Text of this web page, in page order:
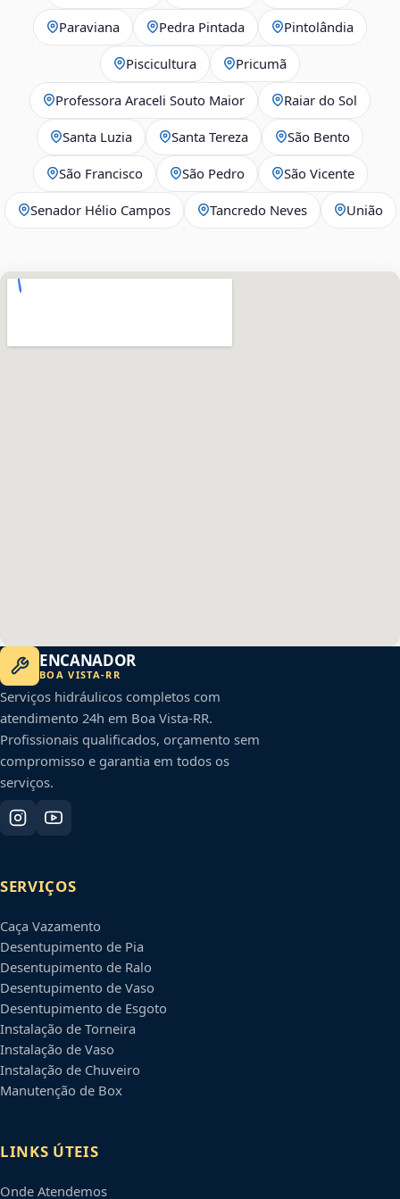
Paraviana Pedra Pintada Pintolândia
Piscicultura Pricumã
Professora Araceli Souto Maior Raiar do Sol
Santa Luzia Santa Tereza São Bento
São Francisco São Pedro São Vicente
Senador Hélio Campos Tancredo Neves União
ENCANADOR
BOA VISTA-RR
Serviços hidráulicos completos com
atendimento 24h em Boa Vista-RR.
Profissionais qualificados, orçamento sem
compromisso e garantia em todos os
serviços.
SERVIÇOS
Caça Vazamento
Desentupimento de Pia
Desentupimento de Ralo
Desentupimento de Vaso
Desentupimento de Esgoto
Instalação de Torneira
Instalação de Vaso
Instalação de Chuveiro
Manutenção de Box
LINKS ÚTEIS
Onde Atendemos